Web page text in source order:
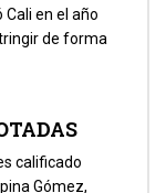
en el año
de forma
calificado
Gómez,